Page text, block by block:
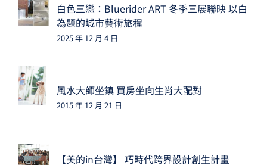
白色三戀：Bluerider ART 冬季三展聯映 以白
為題的城市藝術旅程
2025 年 12 月 4 日
風水大師坐鎮 買房坐向生肖大配對
2015 年 12 月 21 日
【美的in台灣】 巧時代跨界設計創生計畫